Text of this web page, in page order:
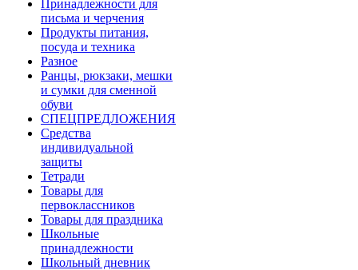
Принадлежности для
письма и черчения
Продукты питания,
посуда и техника
Разное
Ранцы, рюкзаки, мешки
и сумки для сменной
обуви
СПЕЦПРЕДЛОЖЕНИЯ
Средства
индивидуальной
защиты
Тетради
Товары для
первоклассников
Товары для праздника
Школьные
принадлежности
Школьный дневник